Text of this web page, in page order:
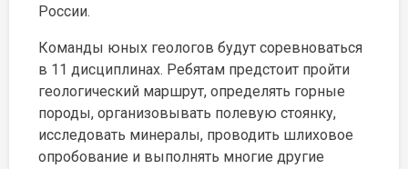
России.
Команды юных геологов будут соревноваться
в 11 дисциплинах. Ребятам предстоит пройти
геологический маршрут, определять горные
породы, организовывать полевую стоянку,
исследовать минералы, проводить шлиховое
опробование и выполнять многие другие